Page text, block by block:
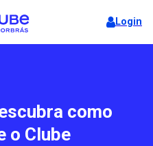
Login
como
o Clube